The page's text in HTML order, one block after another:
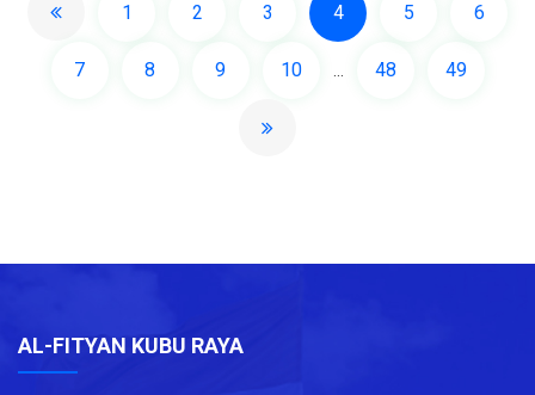
1 2 3 4 5 6
7 8 9 10 48 49
AL-FITYAN KUBU RAYA